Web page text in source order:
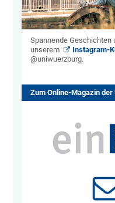
Spannende
unserem
Instagram-
@uniwuerzburg.
Zum Online-Magazin der